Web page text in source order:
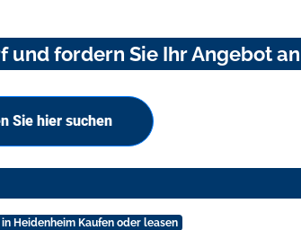
und fordern Sie Ihr Angebot an
Sie hier suchen
Heidenheim Kaufen oder leasen